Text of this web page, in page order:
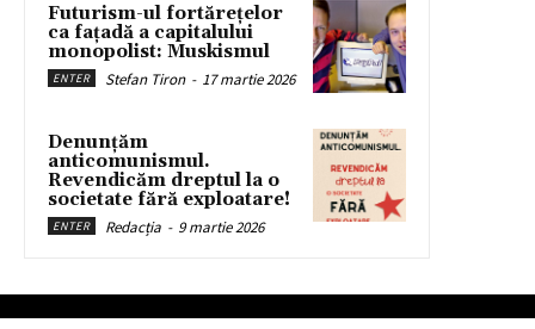
Futurism-ul fortărețelor
ca fațadă a capitalului
monopolist: Muskismul
ENTER Stefan Tiron - 17 martie 2026
Denunțăm
anticomunismul.
Revendicăm dreptul la o
societate fără exploatare!
ENTER Redacția - 9 martie 2026